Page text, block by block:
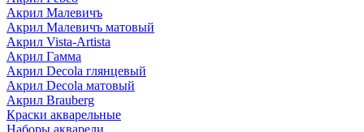
Акрил Малевичъ
Акрил Малевичъ матовый
Акрил Vista-Artista
Акрил Гамма
Акрил Decola глянцевый
Акрил Decola матовый
Акрил Brauberg
Краски акварельные
Наборы акварели